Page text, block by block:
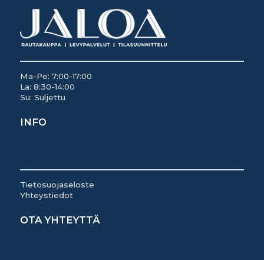
Ma-Pe: 7:00-17:00
La: 8:30-14:00
Su: Suljettu
INFO
Tietosuojaseloste
Yhteystiedot
OTA YHTEYTTÄ